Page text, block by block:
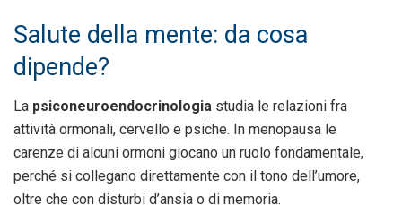
Salute della mente: da cosa
dipende?
La psiconeuroendocrinologia studia le relazioni fra
attività ormonali, cervello e psiche. In menopausa le
carenze di alcuni ormoni giocano un ruolo fondamentale,
perché si collegano direttamente con il tono dell’umore,
oltre che con disturbi d’ansia o di memoria.